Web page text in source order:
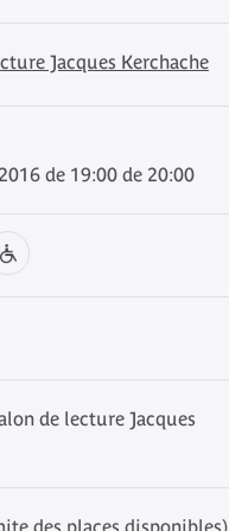
Jacques Kerchache
de 19:00 de 20:00
de lecture Jacques
des places disponibles)